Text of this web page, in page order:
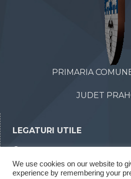
PRIMARIA
JUDET
LEGATURI UTILE
Declaratii de interese
We use cookies on our website to
experience by remembering your